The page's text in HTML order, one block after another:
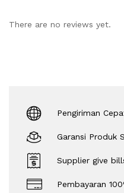
There are no reviews yet.
Pengiriman
Garansi Produk
Supplier give
Pembayaran